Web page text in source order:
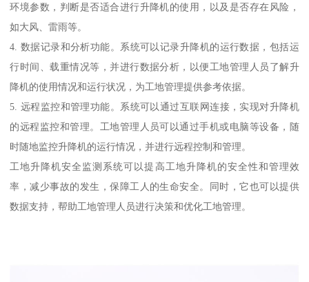
环境参数，判断是否适合进行升降机的使用，以及是否存在风险，
如大风、雷雨等。
4. 数据记录和分析功能。系统可以记录升降机的运行数据，包括运
行时间、载重情况等，并进行数据分析，以便工地管理人员了解升
降机的使用情况和运行状况，为工地管理提供参考依据。
5. 远程监控和管理功能。系统可以通过互联网连接，实现对升降机
的远程监控和管理。工地管理人员可以通过手机或电脑等设备，随
时随地监控升降机的运行情况，并进行远程控制和管理。
工地升降机安全监测系统可以提高工地升降机的安全性和管理效
率，减少事故的发生，保障工人的生命安全。同时，它也可以提供
数据支持，帮助工地管理人员进行决策和优化工地管理。